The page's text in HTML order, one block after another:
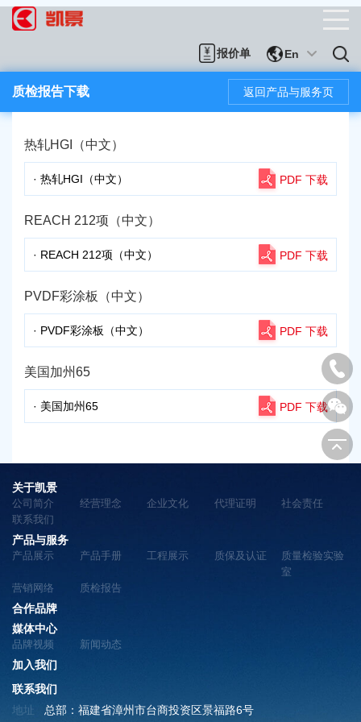
报价单 En
质检报告下载 返回产品与服务页
热轧HGI（中文）
· 热轧HGI（中文） PDF 下载
REACH 212项（中文）
· REACH 212项（中文） PDF 下载
PVDF彩涂板（中文）
· PVDF彩涂板（中文） PDF 下载
美国加州65
· 美国加州65 PDF 下载
关于凯景
公司简介 经营理念 企业文化 代理证明
社会责任
联系我们
产品与服务
产品展示 产品手册 工程展示 质保及认证
质量检验实验
室
营销网络
质检报告
合作品牌
媒体中心
品牌视频 新闻动态
加入我们
联系我们
地址
总部：福建省漳州市台商投资区景福路6号